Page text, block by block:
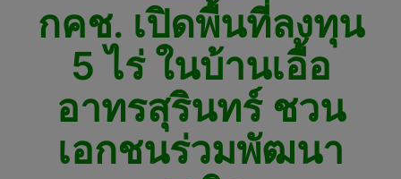
กคช. เปิดพื้นที่ลงทุน
5 ไร่ ในบ้านเอื้อ
อาทรสุรินทร์ ชวน
เอกชนร่วมพัฒนา